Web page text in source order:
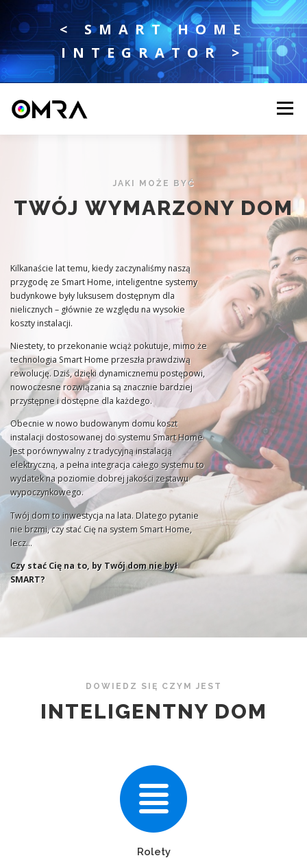
Przejdź do treści
< SMART HOME
INTEGRATOR >
Menu
OFERTA KONTAKT GRENTON
JAKI MOŻE BYĆ
TWÓJ WYMARZONY DOM
Kilkanaście lat temu, kiedy zaczynaliśmy naszą
przygodę ze Smart Home, inteligentne systemy
budynkowe były luksusem dostępnym dla
nielicznych – głównie ze względu na wysokie
koszty instalacji.
Niestety, to przekonanie wciąż pokutuje, mimo że
technologia Smart Home przeszła prawdziwą
rewolucję. Dziś, dzięki dynamicznemu postępowi,
nowoczesne rozwiązania są znacznie bardziej
przystępne i dostępne dla każdego.
Obecnie w nowo budowanym domu koszt
instalacji dostosowanej do systemu Smart Home
jest porównywalny z tradycyjną instalacją
elektryczną, a pełna integracja całego systemu to
wydatek na poziomie dobrej jakości zestawu
wypoczynkowego.
Twój dom to inwestycja na lata. Dlatego pytanie
nie brzmi, czy stać Cię na system Smart Home,
lecz…
Czy stać Cię na to, by Twój dom nie był
SMART?
DOWIEDZ SIĘ CZYM JEST
INTELIGENTNY DOM
Rolety